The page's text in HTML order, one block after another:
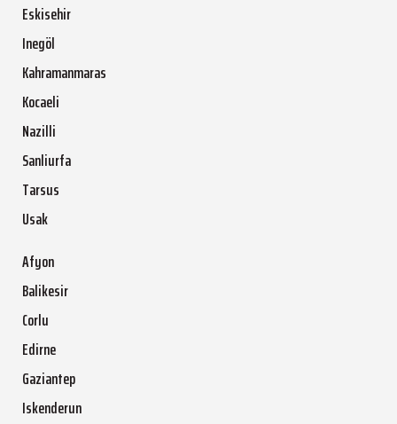
Eskisehir
Inegöl
Kahramanmaras
Kocaeli
Nazilli
Sanliurfa
Tarsus
Usak
Afyon
Balikesir
Corlu
Edirne
Gaziantep
Iskenderun